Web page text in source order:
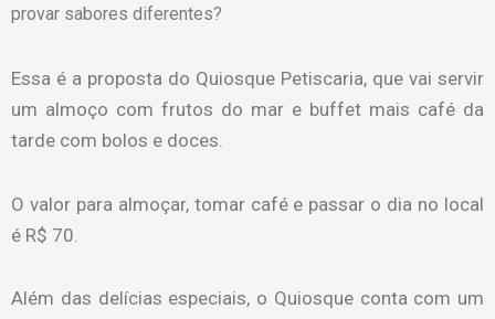
provar sabores diferentes?
Essa é a proposta do Quiosque Petiscaria, que vai servir
um almoço com frutos do mar e buffet mais café da
tarde com bolos e doces.
O valor para almoçar, tomar café e passar o dia no local
é R$ 70.
Além das delícias especiais, o Quiosque conta com um